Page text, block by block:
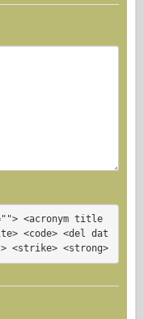
<acronym title
<code> <del dat
<strike> <strong>